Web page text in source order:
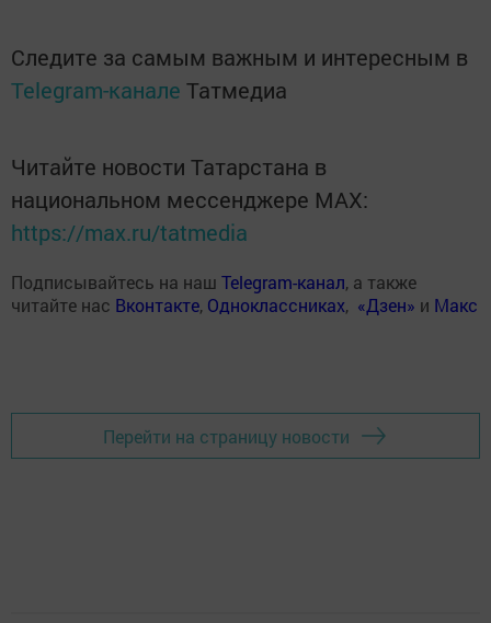
Следите за самым важным и интересным в
Telegram-канале Татмедиа
Читайте новости Татарстана в
национальном мессенджере MАХ:
https://max.ru/tatmedia
Подписывайтесь на наш Telegram-канал, а также
читайте нас Вконтакте, Одноклассниках, «Дзен» и Макс
Перейти на страницу новости